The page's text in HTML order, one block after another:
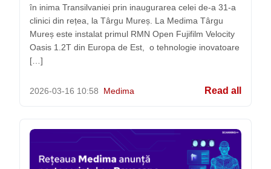
în inima Transilvaniei prin inaugurarea celei de-a 31-a
clinici din rețea, la Târgu Mureș. La Medima Târgu
Mureș este instalat primul RMN Open Fujifilm Velocity
Oasis 1.2T din Europa de Est, o tehnologie inovatoare
[…]
2026-03-16 10:58 Medima Read all